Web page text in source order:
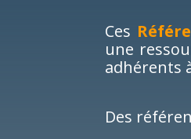
Ces
une
adhérents
Des